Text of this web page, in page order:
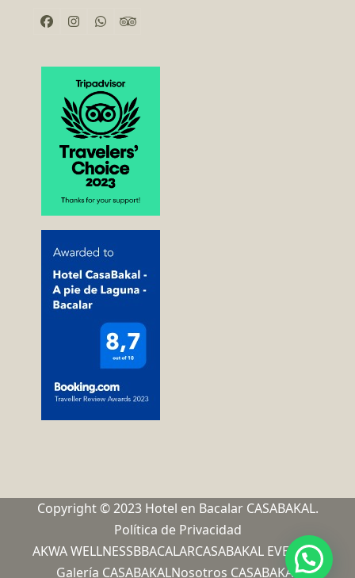
Facebook
Instagram
WhatsappTripadvisor
Copyright © 2023 Hotel en Bacalar CASABAKAL.
Política de Privacidad
AKWA WELLNESSBBACALARCASABAKAL EVENTOS
Galería CASABAKALNosotros CASABAKAL